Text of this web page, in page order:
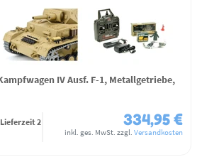
IV Ausf. F-1, Metallgetriebe,
2
334,95 €
inkl. ges. MwSt. zzgl. Versandkosten